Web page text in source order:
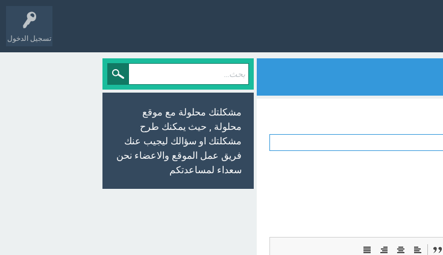
تسجيل الدخول
مشكلتك محلولة مع موقع
محلولة , حيث يمكنك طرح
مشكلتك او سؤالك ليجيب عنك
فريق عمل الموقع والاعضاء نحن
سعداء لمساعدتكم